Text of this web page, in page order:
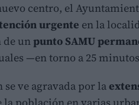
centro, el
urgente en la
unpunto SAMU
—en torno a 25
se ve agravada por la